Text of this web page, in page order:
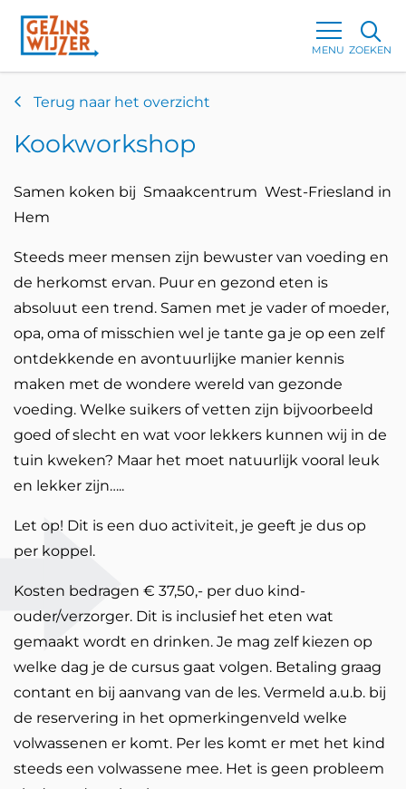
MENU ZOEKEN
Terug naar het overzicht
Kookworkshop
Samen koken bij Smaakcentrum West-Friesland in
Hem
Steeds meer mensen zijn bewuster van voeding en
de herkomst ervan. Puur en gezond eten is
absoluut een trend. Samen met je vader of moeder,
opa, oma of misschien wel je tante ga je op een zelf
ontdekkende en avontuurlijke manier kennis
maken met de wondere wereld van gezonde
voeding. Welke suikers of vetten zijn bijvoorbeeld
goed of slecht en wat voor lekkers kunnen wij in de
tuin kweken? Maar het moet natuurlijk vooral leuk
en lekker zijn…..
Let op! Dit is een duo activiteit, je geeft je dus op
per koppel.
Kosten bedragen € 37,50,- per duo kind-
ouder/verzorger. Dit is inclusief het eten wat
gemaakt wordt en drinken. Je mag zelf kiezen op
welke dag je de cursus gaat volgen. Betaling graag
contant en bij aanvang van de les. Vermeld a.u.b. bij
de reservering in het opmerkingenveld welke
volwassenen er komt. Per les komt er met het kind
steeds een volwassene mee. Het is geen probleem